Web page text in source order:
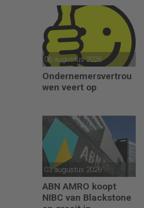
06 augustus 2026
Ondernemersvertrou
wen veert op
03 augustus 2026
ABN AMRO koopt
NIBC van Blackstone